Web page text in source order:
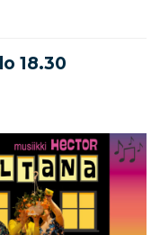
18.30